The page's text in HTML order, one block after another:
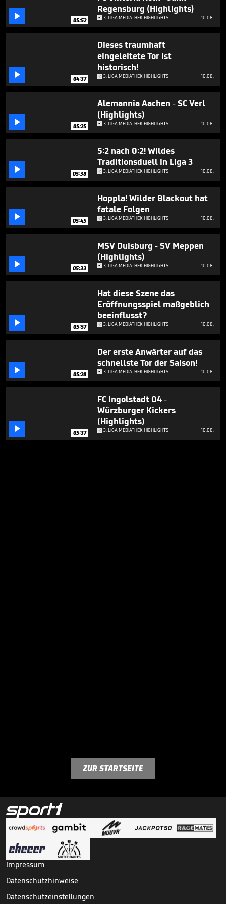
seconds
 05:52
Regensburg (Highlights)
3. LIGA MEDIATHEK HIGHLIGHTS 10.08.
 04:37
Dieses traumhaft
eingeleitete Tor ist
historisch!
3. LIGA MEDIATHEK HIGHLIGHTS 10.08.
 05:25
Alemannia Aachen - SC Verl
(Highlights)
3. LIGA MEDIATHEK HIGHLIGHTS 10.08.
 05:38
5:2 nach 0:2! Wildes
Traditionsduell in Liga 3
3. LIGA MEDIATHEK HIGHLIGHTS 10.08.
 05:45
Hoppla! Wilder Blackout hat
fatale Folgen
3. LIGA MEDIATHEK HIGHLIGHTS 10.08.
 05:33
MSV Duisburg - SV Meppen
(Highlights)
3. LIGA MEDIATHEK HIGHLIGHTS 10.08.
 05:57
Hat diese Szene das
Eröffnungsspiel maßgeblich
beeinflusst?
3. LIGA MEDIATHEK HIGHLIGHTS 10.08.
 05:28
Der erste Anwärter auf das
schnellste Tor der Saison!
3. LIGA MEDIATHEK HIGHLIGHTS 10.08.
 05:37
FC Ingolstadt 04 -
Würzburger Kickers
(Highlights)
3. LIGA MEDIATHEK HIGHLIGHTS 10.08.
ZUR STARTSEITE
Impressum
Datenschutzhinweise
Datenschutzeinstellungen